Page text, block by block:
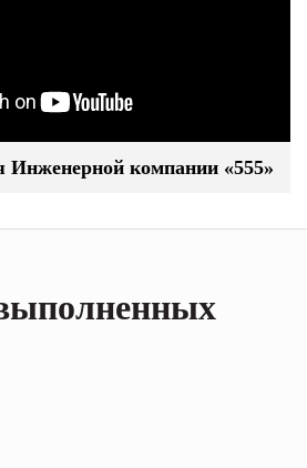
Инженерной компании «555»